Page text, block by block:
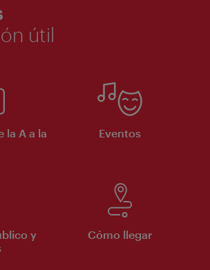
útil
la A a la
Eventos
y
Cómo llegar